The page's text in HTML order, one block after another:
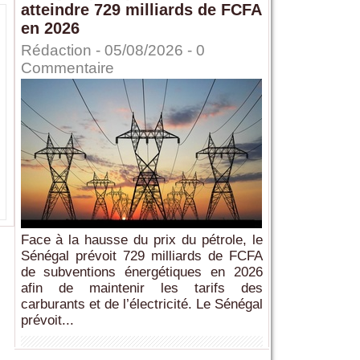
atteindre 729 milliards de FCFA
en 2026
Rédaction - 05/08/2026 - 0
Commentaire
Face à la hausse du prix du pétrole, le
Sénégal prévoit 729 milliards de FCFA
de subventions énergétiques en 2026
afin de maintenir les tarifs des
carburants et de l’électricité. Le Sénégal
prévoit...